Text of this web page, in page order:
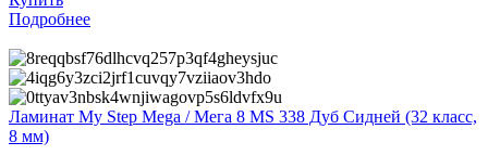
Подробнее
Ламинат My Step Mega / Мега 8 MS 338 Дуб Сидней (32 класс,
8 мм)